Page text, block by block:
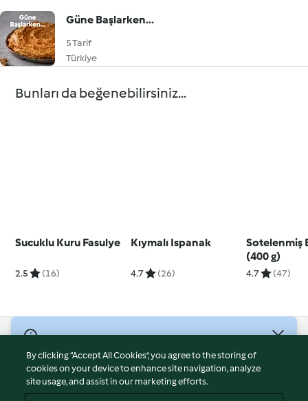
Güne Başlarken...
5 Tarif
Türkiye
Bunları da beğenebilirsiniz...
Sucuklu Kuru Fasulye
2.5 (16)
Kıymalı Ispanak
4.7 (26)
Sotelenmiş
(400 g)
4.7 (47)
Hizmet Koşulları
Gizlilik Politikası
By clicking “Accept All Cookies”, you agree to the storing of
cookies on your device to enhance site navigation, analyze
site usage, and assist in our marketing efforts.